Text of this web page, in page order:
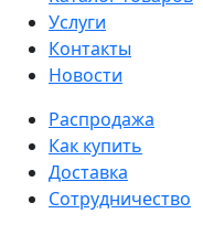
Услуги
Контакты
Новости
Распродажа
Как купить
Доставка
Сотрудничество